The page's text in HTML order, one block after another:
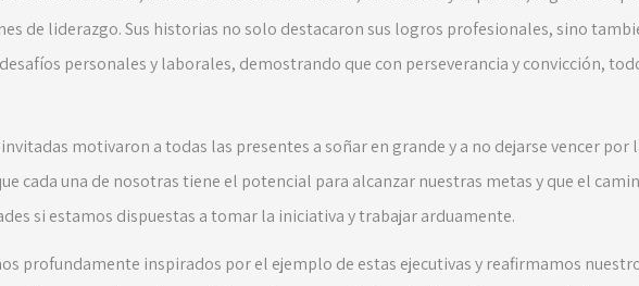
de liderazgo. Sus historias no solo destacaron sus logros profesionales, sino
personales y laborales, demostrando que con perseverancia y convicción,
motivaron a todas las presentes a soñar en grande y a no dejarse vencer por
cada una de nosotras tiene el potencial para alcanzar nuestras metas y que el
si estamos dispuestas a tomar la iniciativa y trabajar arduamente.
profundamente inspirados por el ejemplo de estas ejecutivas y reafirmamos